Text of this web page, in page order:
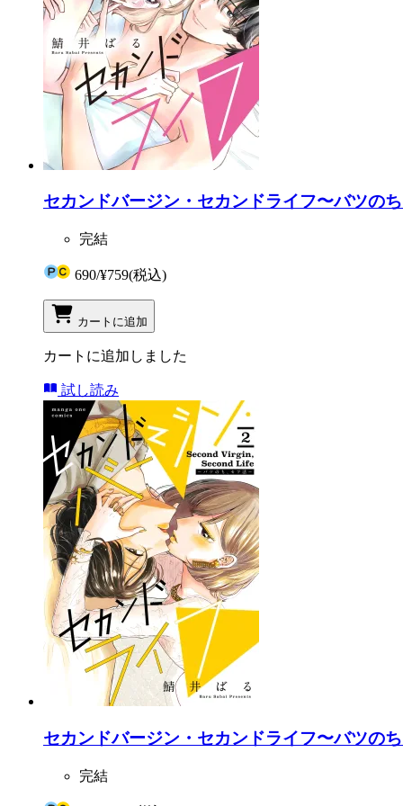
セカンドバージン・セカンドライフ〜バツの
完結
690/¥759(税込)
カートに追加
カートに追加しました
試し読み
セカンドバージン・セカンドライフ〜バツの
完結